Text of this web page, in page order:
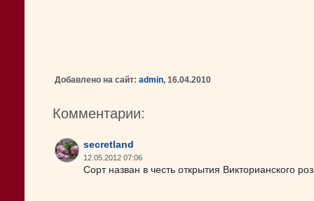
Добавлено на сайт: admin, 16.04.2010
Комментарии:
secretland
12.05.2012 07:06
Сорт назван в честь открытия Викторианского